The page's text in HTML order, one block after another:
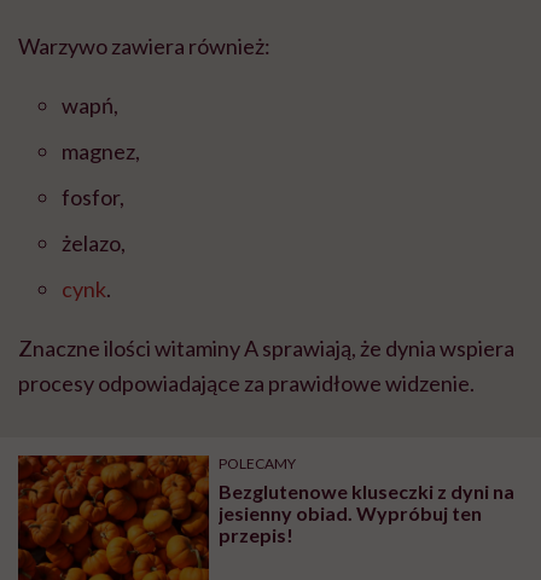
Warzywo zawiera również:
wapń,
magnez,
fosfor,
żelazo,
cynk.
Znaczne ilości witaminy A sprawiają, że dynia wspiera
procesy odpowiadające za prawidłowe widzenie.
POLECAMY
Bezglutenowe kluseczki z dyni na
jesienny obiad. Wypróbuj ten
przepis!